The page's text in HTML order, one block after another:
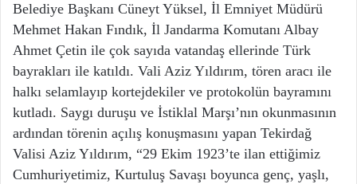
Belediye Başkanı Cüneyt Yüksel, İl Emniyet Müdürü
Mehmet Hakan Fındık, İl Jandarma Komutanı Albay
Ahmet Çetin ile çok sayıda vatandaş ellerinde Türk
bayrakları ile katıldı. Vali Aziz Yıldırım, tören aracı ile
halkı selamlayıp kortejdekiler ve protokolün bayramını
kutladı. Saygı duruşu ve İstiklal Marşı’nın okunmasının
ardından törenin açılış konuşmasını yapan Tekirdağ
Valisi Aziz Yıldırım, “29 Ekim 1923’te ilan ettiğimiz
Cumhuriyetimiz, Kurtuluş Savaşı boyunca genç, yaşlı,